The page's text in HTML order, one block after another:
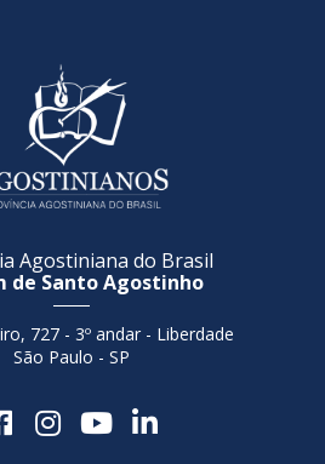
Agostiniana do Brasil
de Santo Agostinho
727 - 3º andar - Liberdade
São Paulo - SP